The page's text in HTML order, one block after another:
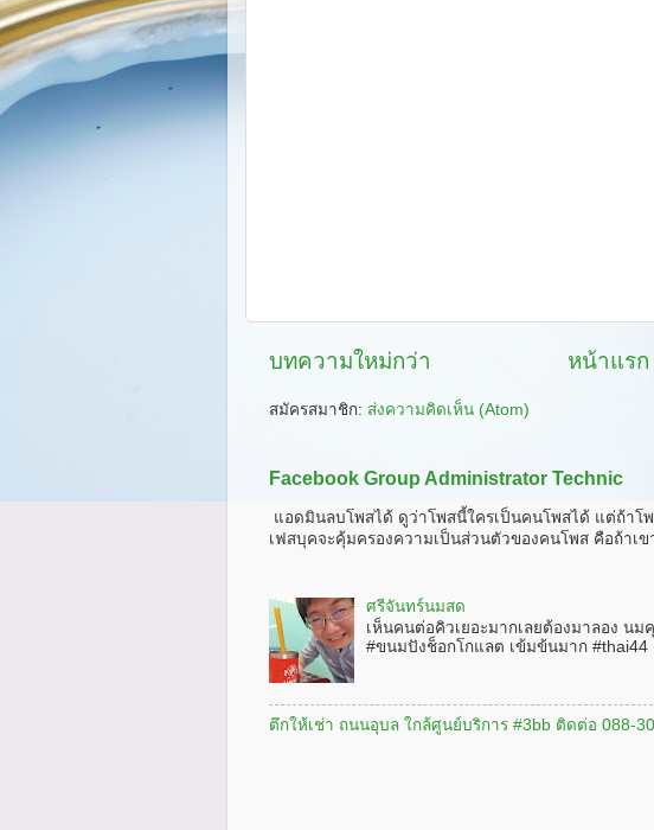
บทความใหม่กว่า หน้าแรก
สมัครสมาชิก: ส่งความคิดเห็น (Atom)
Facebook Group Administrator Technic
แอดมินลบโพสได้ ดูว่าโพสนี้ใครเป็นคนโพสได้ แต่ถ้า
เฟสบุคจะคุ้มครองความเป็นส่วนตัวของคนโพส คือถ้าเข
ศรีจันทร์นมสด
เห็นคนต่อคิวเยอะมากเลยต้องมาลอง น
#ขนมปังช็อกโกแลต เข้มข้นมาก #thai44
ตึกให้เช่า ถนนอุบล ใกล้ศูนย์บริการ #3bb ติดต่อ 088-